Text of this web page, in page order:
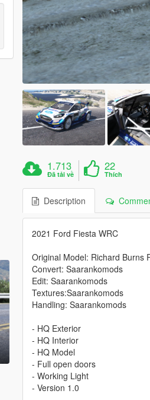
1.713
Đã tải về
22
Thích
Description
2021 Ford Fiesta WRC
Original Model: Richard Burns
Convert: Saarankomods
Edit: Saarankomods
Textures:Saarankomods
Handling: Saarankomods
- HQ Exterior
- HQ Interior
- HQ Model
- Full open doors
- Working Light
- Version 1.0